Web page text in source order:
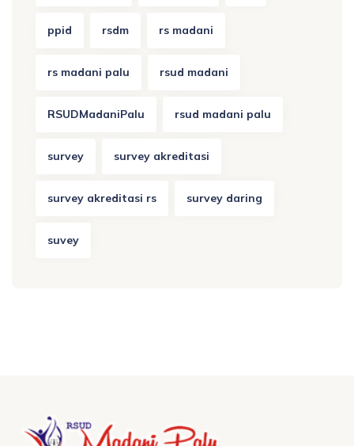
ppid rsdm rs madani
rs madani palu rsud madani
RSUDMadaniPalu rsud madani palu
survey survey akreditasi
survey akreditasi rs survey daring
suvey